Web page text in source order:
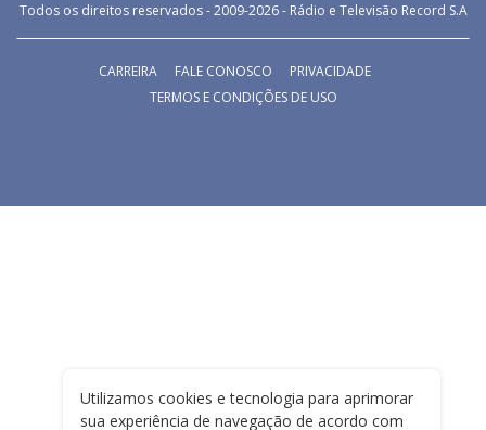
Todos os direitos reservados - 2009-2026- Rádio e Televisão Record S.A
CARREIRA FALE CONOSCO
PRIVACIDADE
TERMOS E CONDIÇÕES DE USO
Utilizamos cookies e tecnologia para aprimorar
sua experiência de navegação de acordo com